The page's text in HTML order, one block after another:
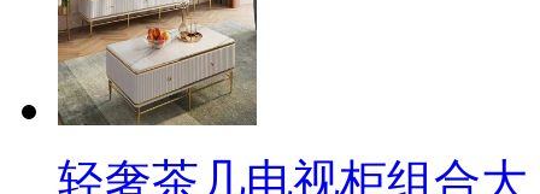
轻奢茶几电视柜组合大